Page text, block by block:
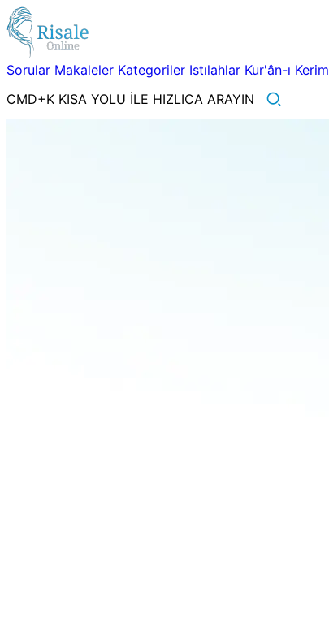
Sorular Makaleler Kategoriler Istılahlar Kur'ân-ı Kerim
CMD+K KISA YOLU İLE HIZLICA ARAYIN